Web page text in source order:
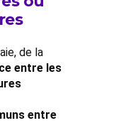
de la
entre les
entre